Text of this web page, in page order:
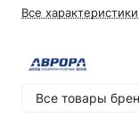
быстросъемными
двигатель
Все характеристики
Все товары